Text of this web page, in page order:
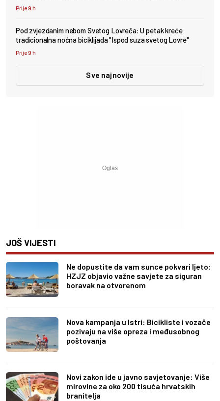
Prije 9 h
Pod zvjezdanim nebom Svetog Lovreča: U petak kreće
tradicionalna noćna biciklijada "Ispod suza svetog Lovre"
Prije 9 h
Sve najnovije
JOŠ VIJESTI
Ne dopustite da vam sunce pokvari ljeto:
HZJZ objavio važne savjete za siguran
boravak na otvorenom
Nova kampanja u Istri: Bicikliste i vozače
pozivaju na više opreza i međusobnog
poštovanja
Novi zakon ide u javno savjetovanje: Više
mirovine za oko 200 tisuća hrvatskih
branitelja